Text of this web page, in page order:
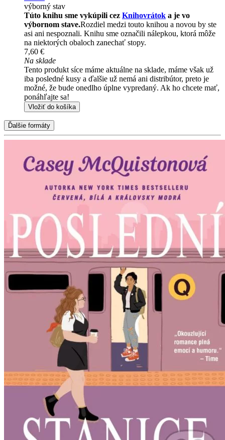
výborný stav
Túto knihu sme vykúpili cez Knihovrátok a je vo
výbornom stave.Rozdiel medzi touto knihou a novou by ste
asi ani nespoznali. Knihu sme označili nálepkou, ktorá môže
na niektorých obaloch zanechať stopy.
7,60 €
Na sklade
Tento produkt síce máme aktuálne na sklade, máme však už
iba posledné kusy a ďalšie už nemá ani distribútor, preto je
možné, že bude onedlho úplne vypredaný. Ak ho chcete mať,
ponáhľajte sa!
Vložiť do košíka
Ďalšie formáty